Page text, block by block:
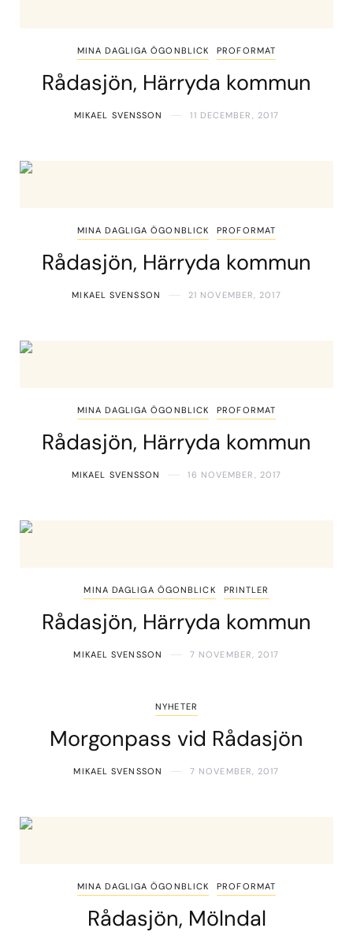
MINA DAGLIGA ÖGONBLICK PROFORMAT
Rådasjön, Härryda kommun
MIKAEL SVENSSON 11 DECEMBER, 2017
MINA DAGLIGA ÖGONBLICK PROFORMAT
Rådasjön, Härryda kommun
MIKAEL SVENSSON 21 NOVEMBER, 2017
MINA DAGLIGA ÖGONBLICK PROFORMAT
Rådasjön, Härryda kommun
MIKAEL SVENSSON 16 NOVEMBER, 2017
MINA DAGLIGA ÖGONBLICK PRINTLER
Rådasjön, Härryda kommun
MIKAEL SVENSSON 7 NOVEMBER, 2017
NYHETER
Morgonpass vid Rådasjön
MIKAEL SVENSSON 7 NOVEMBER, 2017
MINA DAGLIGA ÖGONBLICK PROFORMAT
Rådasjön, Mölndal